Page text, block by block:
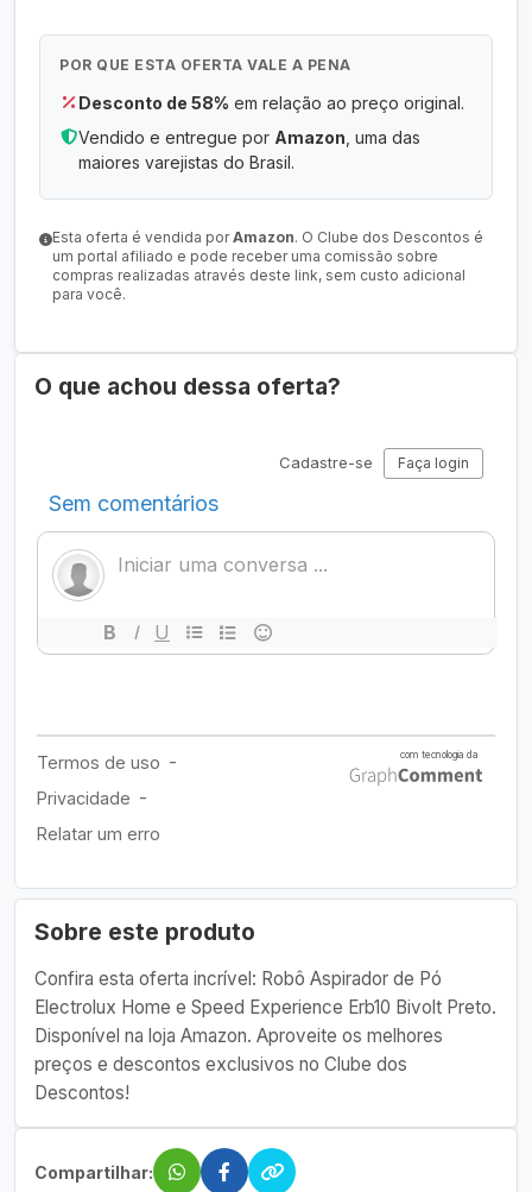
POR QUE ESTA OFERTA VALE A PENA
Desconto de 58% em relação ao preço original.
Vendido e entregue por Amazon , uma das
maiores varejistas do Brasil.
Esta oferta é vendida porAmazon. O Clube dos Descontos é
um portal afiliado e pode receber uma comissão sobre
compras realizadas através deste link, sem custo adicional
para você.
Sobre este produto
Confira esta oferta incrível: Robô Aspirador de Pó
Electrolux Home e Speed Experience Erb10 Bivolt Preto.
Disponível na loja Amazon. Aproveite os melhores
preços e descontos exclusivos no Clube dos
Descontos!
Compartilhar:
O que achou dessa oferta?